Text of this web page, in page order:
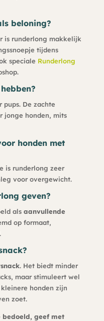
beloning?
is runderlong makkelijk
tijdens
speciale Runderlong
De zachte
jonge honden, mits
honden met
is runderlong zeer
voor overgewicht.
geven?
als aanvullende
op formaat,
. Het biedt minder
maar stimuleert wel
honden zijn
zoet.
bedoeld, geef met